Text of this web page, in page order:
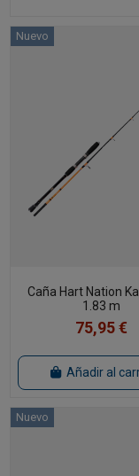
Nuevo
Caña Hart Nation
1.83 m
75,95 €
Añadir al
Nuevo